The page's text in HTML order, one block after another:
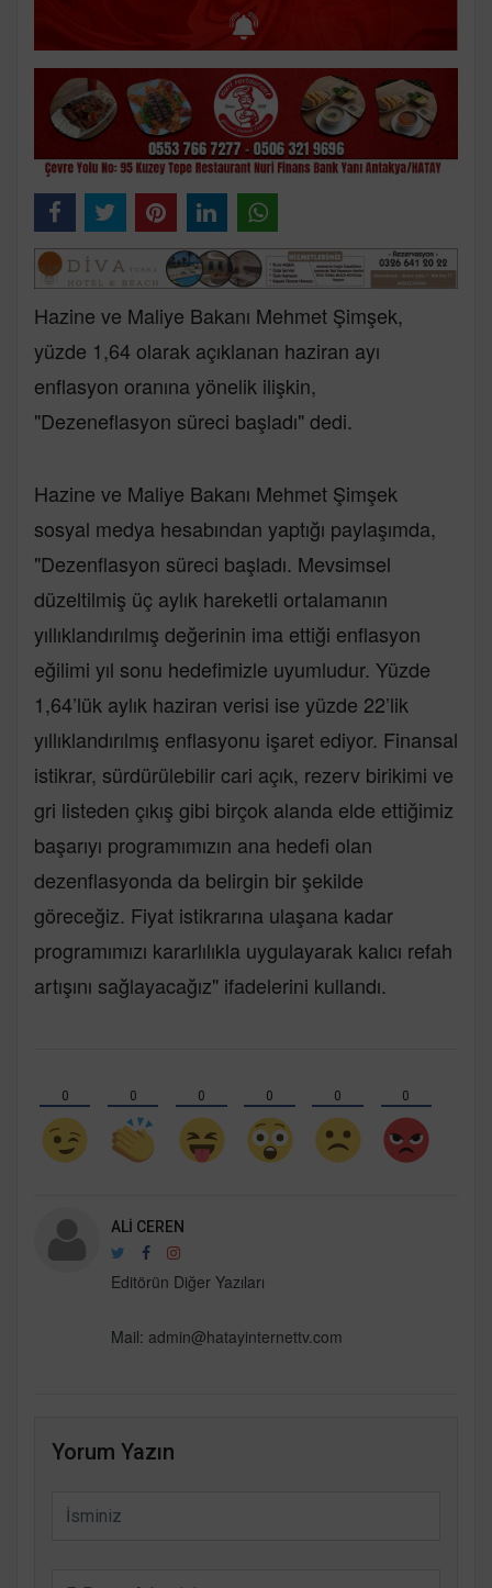
Hazine ve Maliye Bakanı Mehmet Şimşek,
yüzde 1,64 olarak açıklanan haziran ayı
enflasyon oranına yönelik ilişkin,
"Dezeneflasyon süreci başladı" dedi.
Hazine ve Maliye Bakanı Mehmet Şimşek
sosyal medya hesabından yaptığı paylaşımda,
"Dezenflasyon süreci başladı. Mevsimsel
düzeltilmiş üç aylık hareketli ortalamanın
yıllıklandırılmış değerinin ima ettiği enflasyon
eğilimi yıl sonu hedefimizle uyumludur. Yüzde
1,64’lük aylık haziran verisi ise yüzde 22’lik
yıllıklandırılmış enflasyonu işaret ediyor. Finansal
istikrar, sürdürülebilir cari açık, rezerv birikimi ve
gri listeden çıkış gibi birçok alanda elde ettiğimiz
başarıyı programımızın ana hedefi olan
dezenflasyonda da belirgin bir şekilde
göreceğiz. Fiyat istikrarına ulaşana kadar
programımızı kararlılıkla uygulayarak kalıcı refah
artışını sağlayacağız" ifadelerini kullandı.
0 0 0 0 0 0
ALI CEREN
Editörün Diğer Yazıları
Mail: admin@hatayinternettv.com
Yorum Yazın